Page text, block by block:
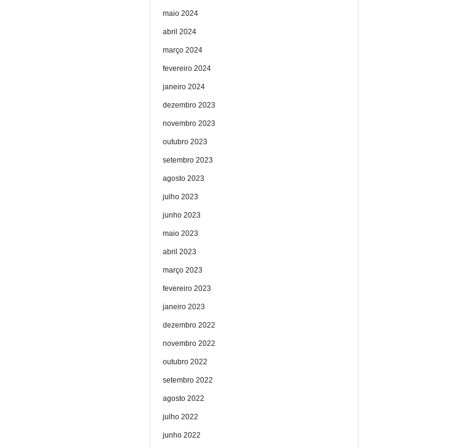
maio 2024
abril 2024
março 2024
fevereiro 2024
janeiro 2024
dezembro 2023
novembro 2023
outubro 2023
setembro 2023
agosto 2023
julho 2023
junho 2023
maio 2023
abril 2023
março 2023
fevereiro 2023
janeiro 2023
dezembro 2022
novembro 2022
outubro 2022
setembro 2022
agosto 2022
julho 2022
junho 2022